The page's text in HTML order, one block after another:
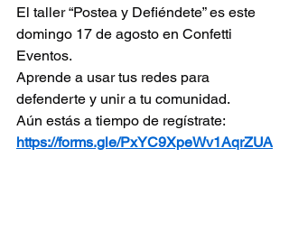
El taller “Postea y Defiéndete” es este
domingo 17 de agosto en Confetti
Eventos.
Aprende a usar tus redes para
defenderte y unir a tu comunidad.
Aún estás a tiempo de regístrate:
https://forms.gle/PxYC9XpeWv1AqrZUA